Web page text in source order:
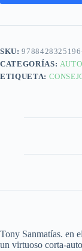
SKU:
CATEGORÍAS:
ETIQUETA:
Tony Sanmatías. en
un virtuoso corta-